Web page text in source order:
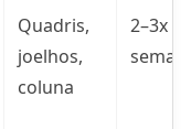
Quadris,
joelhos,
coluna
2–3x